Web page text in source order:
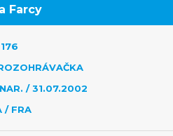
Farcy
/ 31.07.2002
/ FRA